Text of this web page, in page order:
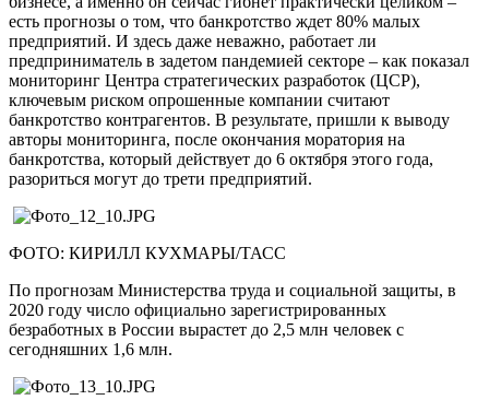
есть прогнозы о том, что банкротство ждет 80% малых
предприятий. И здесь даже неважно, работает ли
предприниматель в задетом пандемией секторе – как показал
мониторинг Центра стратегических разработок (ЦСР),
ключевым риском опрошенные компании считают
банкротство контрагентов. В результате, пришли к выводу
авторы мониторинга, после окончания моратория на
банкротства, который действует до 6 октября этого года,
разориться могут до трети предприятий.
ФОТО: КИРИЛЛ КУХМАРЫ/ТАСС
По прогнозам Министерства труда и социальной защиты, в
2020 году число официально зарегистрированных
безработных в России вырастет до 2,5 млн человек с
сегодняшних 1,6 млн.